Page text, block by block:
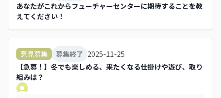
あなたがこれからフューチャーセンターに期待することを教
えてください！
意見募集 募集終了 2025-11-25
【急募！】冬でも楽しめる、来たくなる仕掛けや遊び、取り
組みは？